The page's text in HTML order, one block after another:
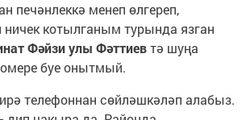
печәнлеккә менеп өлгереп,
ничек котылганым турында язган
Фәйзи улы Фәттиевтә шуңа
буе онытмый.
телефоннан сөйләшкәләп алабыз.